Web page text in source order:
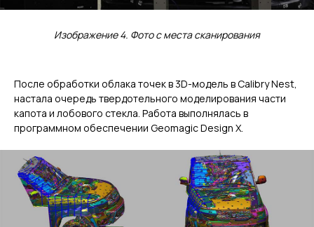
Изображение 4. Фото с места сканирования
После обработки облака точек в 3D-модель в Calibry Nest,
настала очередь твердотельного моделирования части
капота и лобового стекла. Работа выполнялась в
программном обеспечении Geomagic Design X.